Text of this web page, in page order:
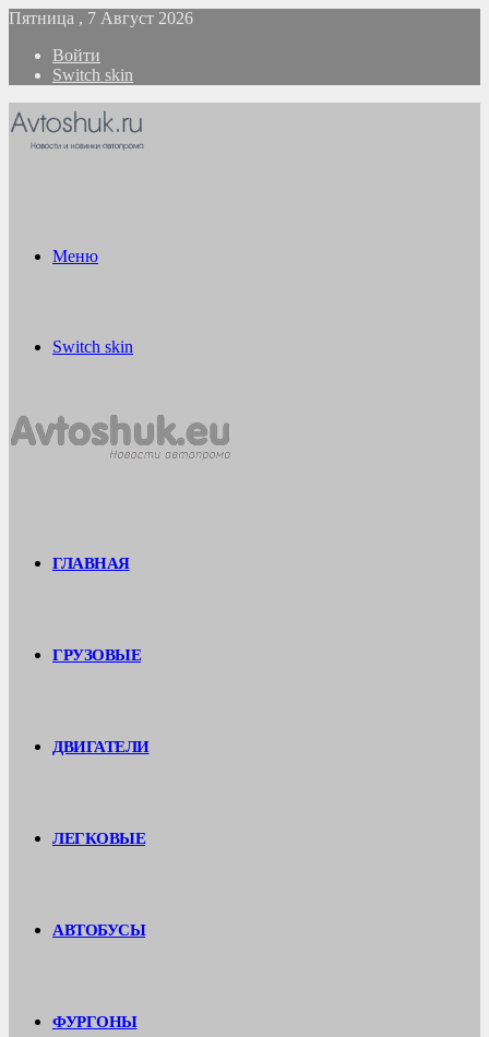
Пятница , 7 Август 2026
Войти
Switch skin
Меню
Switch skin
ГЛАВНАЯ
ГРУЗОВЫЕ
ДВИГАТЕЛИ
ЛЕГКОВЫЕ
АВТОБУСЫ
ФУРГОНЫ